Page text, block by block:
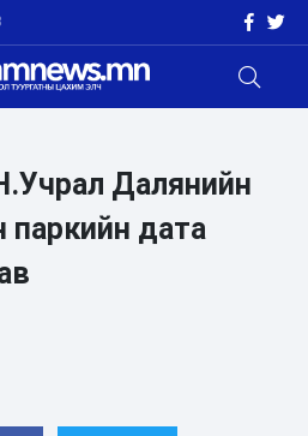
Далянийн
паркийн дата